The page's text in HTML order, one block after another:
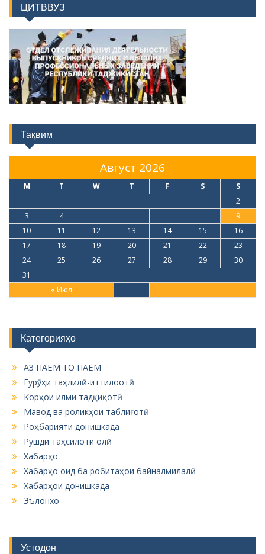
ЦИТВВУЗ
Тақвим
Август 2026
M T W T F S S
« Июл
2
3
4
9
10
11 12 13 14 15
16
17
18 19 20 21 22
23
24
25 26 27 28 29
30
31
Категорияҳо
АЗ ПАЁМ ТО ПАЁМ
Гурӯҳи таҳлилӣ-иттилоотӣ
Корҳои илми тадқиқотӣ
Мавод ва роликҳои таблиғотӣ
Роҳбарияти донишкада
Рушди таҳсилоти олӣ
Хабарҳо
Хабарҳо оид ба робитаҳои байналмилалӣ
Хабарҳои донишкада
Эълонхо
Устодон